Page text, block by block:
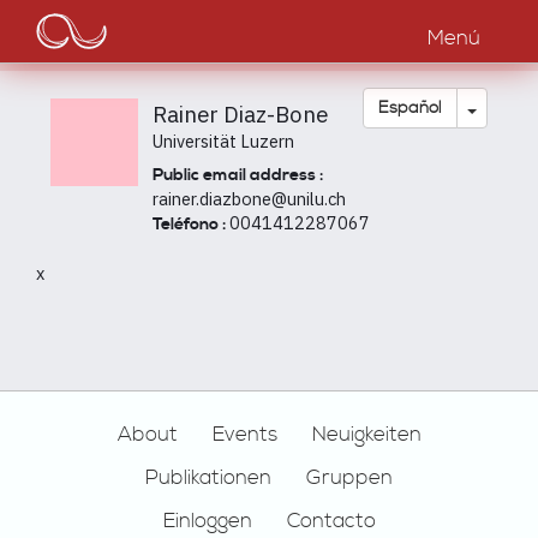
Pasar
contenido
principal
Main
navigation
Menú
Español Toggle
Rainer Diaz-Bone
Universität Luzern
Public email address :
rainer.diazbone@unilu.ch
Teléfono :0041412287067
x
About Events
Neuigkeiten
Publikationen
Gruppen
Einloggen
Contacto